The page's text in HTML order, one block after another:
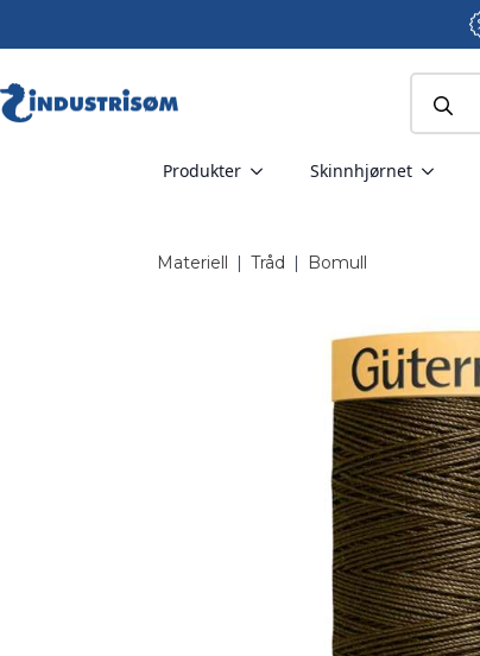
for:
Produkter Skinnhjørnet
Materiell | Tråd | Bomull